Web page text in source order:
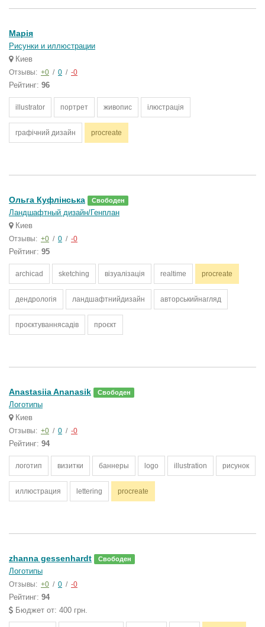
Марія
Рисунки и иллюстрации
Киев
Отзывы: +0 / 0 / -0
Рейтинг: 96
illustrator портрет живопис ілюстрація
графічний дизайн procreate
Ольга Куфлінська Свободен
Ландшафтный дизайн/Генплан
Киев
Отзывы: +0 / 0 / -0
Рейтинг: 95
archicad sketching візуалізація realtime procreate
дендрологія ландшафтнийдизайн авторськийнагляд
проєктуваннясадів проєкт
Anastasiia Ananasik Свободен
Логотипы
Киев
Отзывы: +0 / 0 / -0
Рейтинг: 94
логотип визитки баннеры logo illustration рисунок
иллюстрация lettering procreate
zhanna gessenhardt Свободен
Логотипы
Отзывы: +0 / 0 / -0
Рейтинг: 94
Бюджет от: 400 грн.